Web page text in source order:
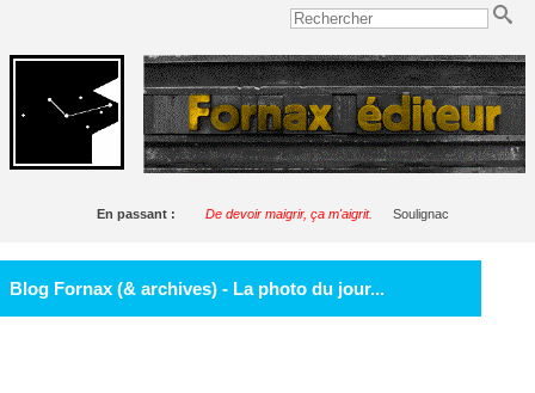
En passant : De devoir maigrir, ça m'aigrit. Soulignac
Blog Fornax (& archives) - La photo du jour...